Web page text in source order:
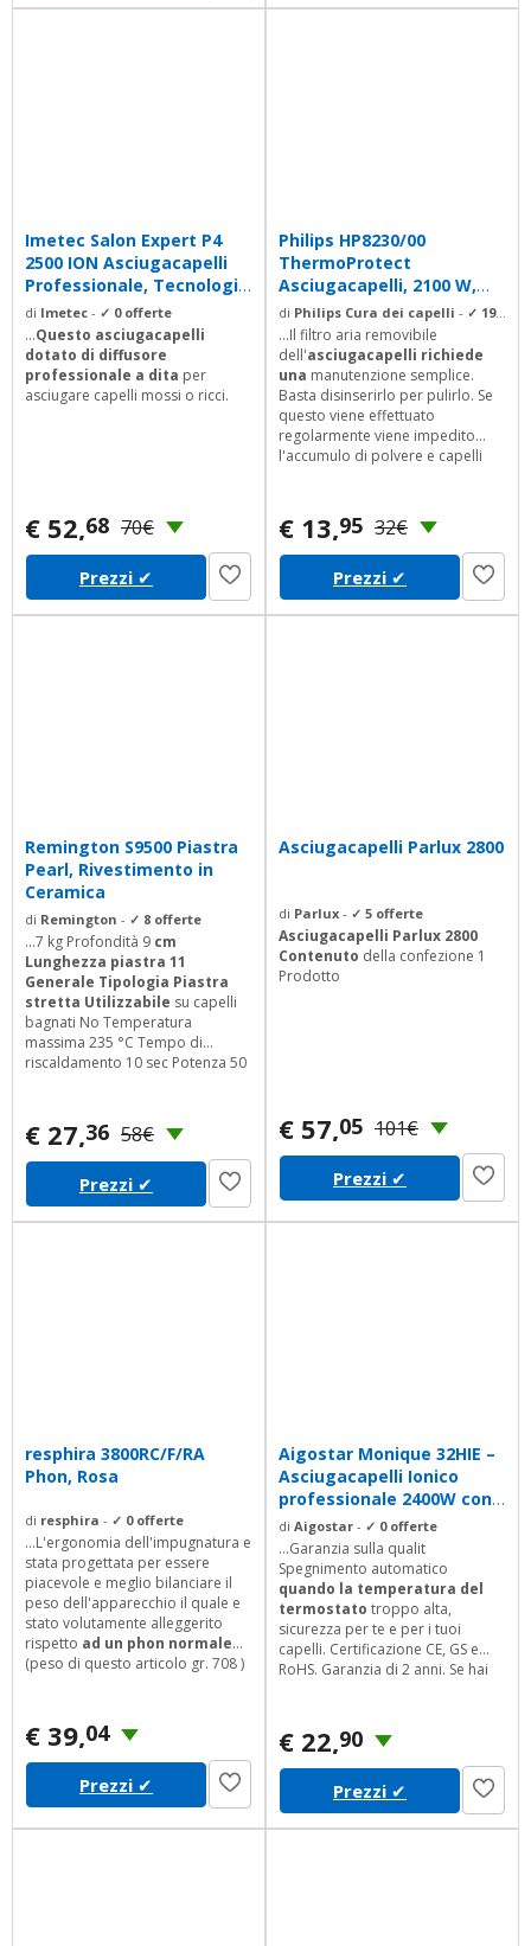
concentratore
Imetec Salon Expert P4
2500 ION Asciugacapelli
Professionale, Tecnologia
a...
di Imetec - ✓ 0 offerte
...Questo asciugacapelli
dotato di diffusore
professionale a dita per
asciugare capelli mossi o ricci.
€ 52,68 70€
Prezzi ✔
Philips HP8230/00
ThermoProtect
Asciugacapelli, 2100 W,
Nero
di Philips Cura dei capelli - ✓ 19
offerte
...Il filtro aria removibile
dell'asciugacapelli richiede
una manutenzione semplice.
Basta disinserirlo per pulirlo. Se
questo viene effettuato
regolarmente viene impedito
l'accumulo di polvere e capelli
gancio in gomma si trova sulla
base dell'impugnatura e
consente di riporre
comodamente l'apparecchio a
casa o in albergo.
€ 13,95 32€
Prezzi ✔
Remington S9500 Piastra
Pearl, Rivestimento in
Ceramica
di Remington - ✓ 8 offerte
...7 kg Profondità 9 cm
Lunghezza piastra 11
Generale Tipologia Piastra
stretta Utilizzabile su capelli
bagnati No Temperatura
massima 235 °C Tempo di
riscaldamento 10 sec Potenza 50
Ceramica Display Si
ioni Versione Italiana Funzione di
arricciatura Versione Italiana
Altro piastre oscillanti blocco
della temperatura
raffreddamento ultra rapido
€ 27,36 58€
Prezzi ✔
Asciugacapelli Parlux 2800
di Parlux - ✓ 5 offerte
Asciugacapelli Parlux 2800
Contenuto della confezione 1
Prodotto
€ 57,05 101€
Prezzi ✔
resphira 3800RC/F/RA
Phon, Rosa
di resphira - ✓ 0 offerte
...L'ergonomia dell'impugnatura e
stata progettata per essere
piacevole e meglio bilanciare il
peso dell'apparecchio il quale e
stato volutamente alleggerito
rispetto ad un phon normale
(peso di questo articolo gr. 708 )
impiegati. Il prodotto e
disponibile in una gamma di
cinque colori ( rosso
/nero/verde/azzurro).
Contenuto della confezione 1 x
asciugacapelli, 1 x diffusore
€ 39,04
Prezzi ✔
Aigostar Monique 32HIE –
Asciugacapelli Ionico
professionale 2400W con
2...
di Aigostar - ✓ 0 offerte
...Garanzia sulla qualit
Spegnimento automatico
quando la temperatura del
termostato troppo alta,
sicurezza per te e per i tuoi
capelli. Certificazione CE, GS e
RoHS. Garanzia di 2 anni. Se hai
saremo lieti di aiutarti.
€ 22,90
Prezzi ✔